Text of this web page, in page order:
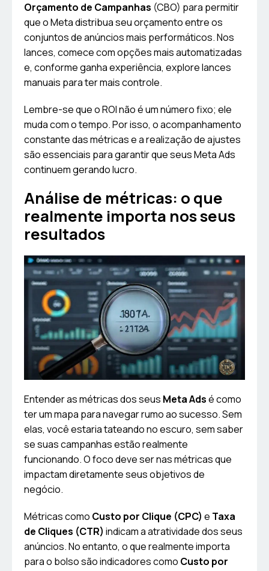
Orçamento de Campanhas (CBO) para permitir
que o Meta distribua seu orçamento entre os
conjuntos de anúncios mais performáticos. Nos
lances, comece com opções mais automatizadas
e, conforme ganha experiência, explore lances
manuais para ter mais controle.
Lembre-se que o ROI não é um número fixo; ele
muda com o tempo. Por isso, o acompanhamento
constante das métricas e a realização de ajustes
são essenciais para garantir que seus Meta Ads
continuem gerando lucro.
Análise de métricas: o que
realmente importa nos seus
resultados
Entender as métricas dos seus Meta Adsé como
ter um mapa para navegar rumo ao sucesso. Sem
elas, você estaria tateando no escuro, sem saber
se suas campanhas estão realmente
funcionando. O foco deve ser nas métricas que
impactam diretamente seus objetivos de
negócio.
Métricas como Custo por Clique (CPC) e Taxa
de Cliques (CTR) indicam a atratividade dos seus
anúncios. No entanto, o que realmente importa
para o bolso são indicadores como Custo por